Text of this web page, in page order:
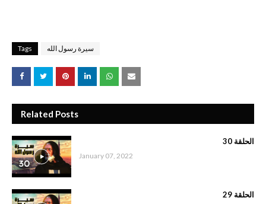
Tags سيرة رسول الله
Related Posts
الحلقة 30
January 07, 2022
الحلقة 29